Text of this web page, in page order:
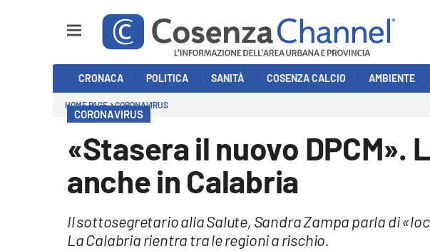
Economia e Lavoro
CRONACA POLITICA SANITÀ COSENZA CALCIO AMBIENTE
HOME PAGE CORONAVIRUS
CORONAVIRUS
«Stasera il nuovo DPCM».
anche in Calabria
Il sottosegretario alla Salute, Sandra Zampa parla di
La Calabria rientra tra le regioni a rischio.